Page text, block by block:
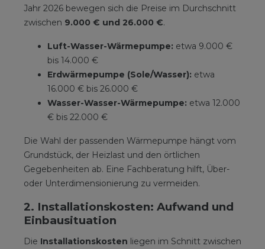
Jahr 2026 bewegen sich die Preise im Durchschnitt
zwischen 9.000 € und 26.000 €.
Luft-Wasser-Wärmepumpe: etwa 9.000 €
bis 14.000 €
Erdwärmepumpe (Sole/Wasser): etwa
16.000 € bis 26.000 €
Wasser-Wasser-Wärmepumpe: etwa 12.000
€ bis 22.000 €
Die Wahl der passenden Wärmepumpe hängt vom
Grundstück, der Heizlast und den örtlichen
Gegebenheiten ab. Eine Fachberatung hilft, Über-
oder Unterdimensionierung zu vermeiden.
2. Installationskosten: Aufwand und
Einbausituation
Die Installationskosten liegen im Schnitt zwischen